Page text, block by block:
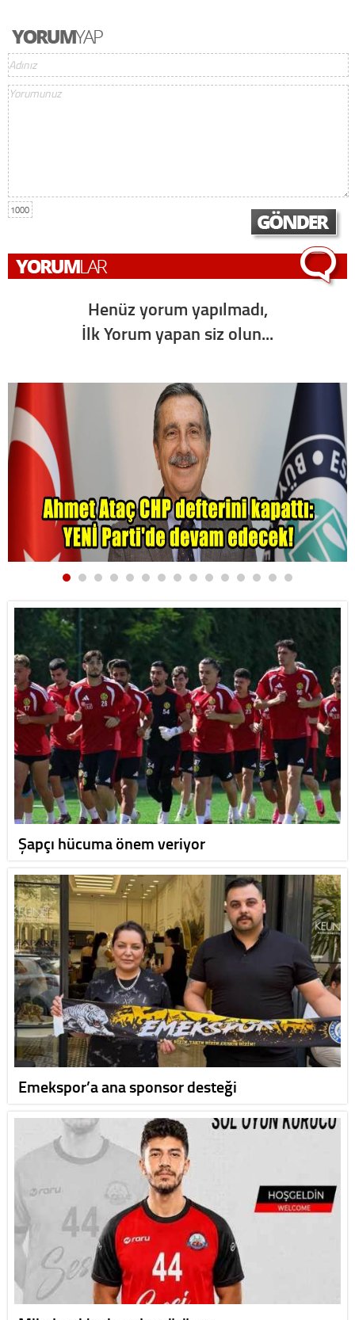
1000
Henüz yorum yapılmadı,
İlk Yorum yapan siz olun...
Şapçı hücuma önem veriyor
Emekspor’a ana sponsor desteği